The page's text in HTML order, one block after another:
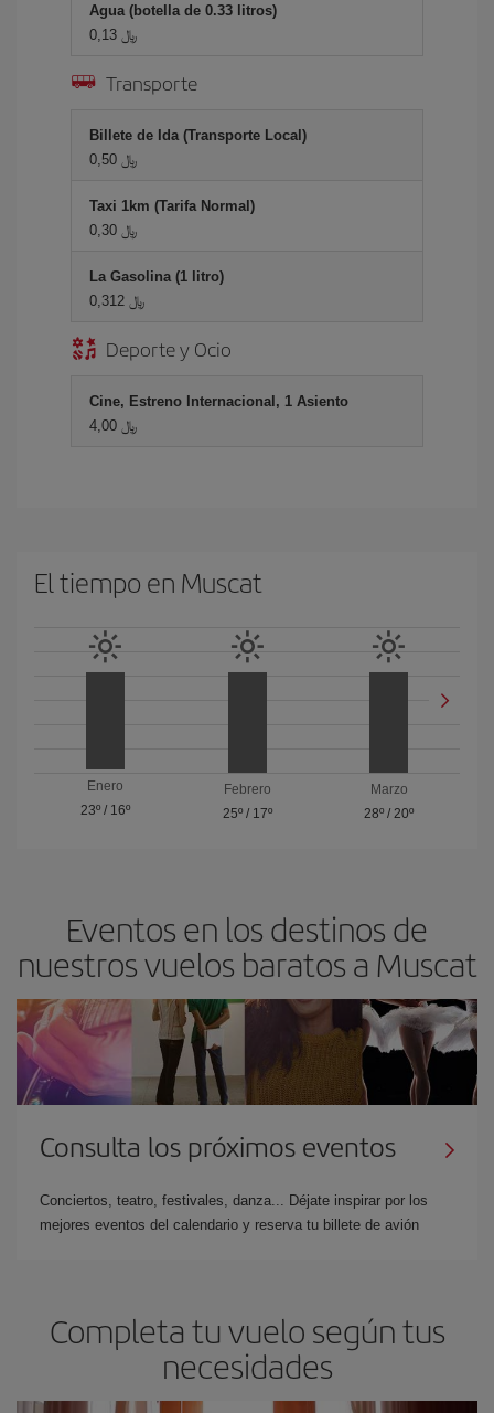
Agua (botella de 0.33 litros)
0,13 ﷼
Transporte
Billete de Ida (Transporte Local)
0,50 ﷼
Taxi 1km (Tarifa Normal)
0,30 ﷼
La Gasolina (1 litro)
0,312 ﷼
Deporte y Ocio
Cine, Estreno Internacional, 1 Asiento
4,00 ﷼
El tiempo en Muscat
Enero
23º/ 16º
Febrero
25º/ 17º
Marzo
28º / 20º
Eventos en los destinos de
nuestros vuelos baratos a Muscat
Consulta los próximos eventos
Conciertos, teatro, festivales, danza... Déjate inspirar por los
mejores eventos del calendario y reserva tu billete de avión
Completa tu vuelo según tus
necesidades